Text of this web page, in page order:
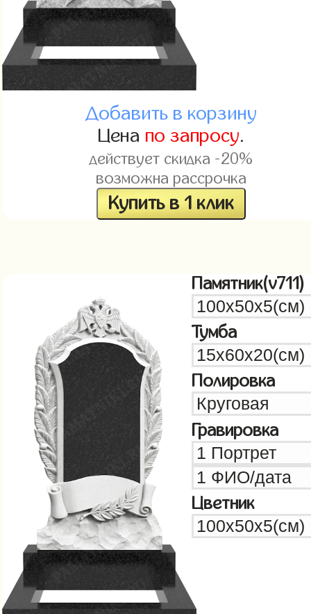
Добавить в корзину
Цена по запросу.
действует скидка -20%
возможна рассрочка
Купить в 1 клик
Памятник(v711)
Тумба
Полировка
Гравировка
Цветник